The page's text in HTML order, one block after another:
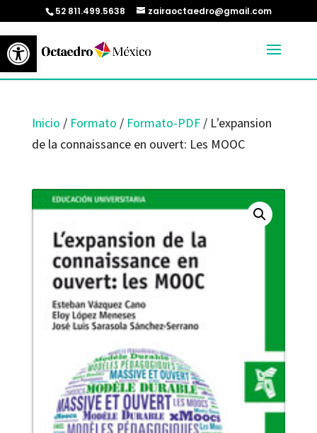
Abrir barra de herramientas
52 811.499.5638 zairaoctaedro@gmail.com
Inicio / Formato / Formato-PDF/ L’expansion
de la connaissance en ouvert: Les MOOC